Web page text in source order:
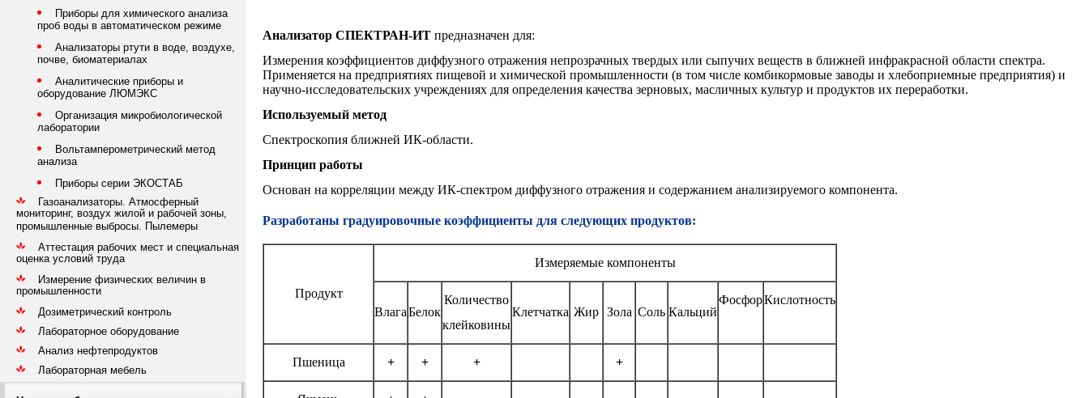
Приборы для химического анализа
проб воды в автоматическом режиме
Анализаторы ртути в воде, воздухе,
почве, биоматериалах
Аналитические приборы и
оборудование ЛЮМЭКС
Организация микробиологической
лаборатории
Вольтамперометрический метод
анализа
Приборы серии ЭКОСТАБ
Газоанализаторы. Атмосферный
мониторинг, воздух жилой и рабочей зоны,
промышленные выбросы. Пылемеры
Аттестация рабочих мест и специальная
оценка условий труда
Измерение физических величин в
промышленности
Дозиметрический контроль
Лабораторное оборудование
Анализ нефтепродуктов
Лабораторная мебель
Анализатор СПЕКТРАН-ИТ предназначен для:
Измерения коэффициентов диффузного отражения непрозрачных твердых или сыпучих веществ в ближней инфракрасной области спектра.
Применяется на предприятиях пищевой и химической промышленности (в том числе комбикормовые заводы и хлебоприемные предприятия) и
научно-исследовательских учреждениях для определения качества зерновых, масличных культур и продуктов их переработки.
Используемый метод
Спектроскопия ближней ИК-области.
Принцип работы
Основан на корреляции между ИК-спектром диффузного отражения и содержанием анализируемого компонента.
Разработаны градуировочные коэффициенты для следующих продуктов:
Продукт
Измеряемые компоненты
ВлагаБелок
Количество
клейковины
Клетчатка Жир Зола Соль Кальций
ФосфорКислотность
Пшеница + + + +